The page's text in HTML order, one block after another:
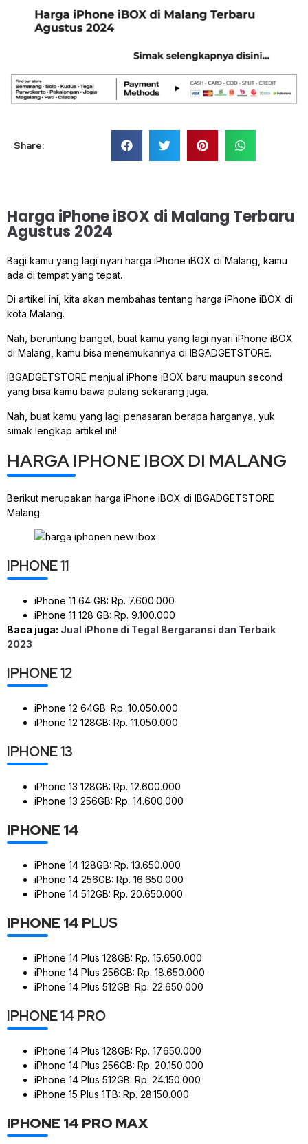
Share:
Harga iPhone iBOX di Malang Terbaru
Agustus 2024
Bagi kamu yang lagi nyari harga iPhone iBOX di Malang, kamu
ada di tempat yang tepat.
Di artikel ini, kita akan membahas tentang harga iPhone iBOX di
kota Malang.
Nah, beruntung banget, buat kamu yang lagi nyari iPhone iBOX
di Malang, kamu bisa menemukannya di IBGADGETSTORE.
IBGADGETSTORE menjual iPhone iBOX baru maupun second
yang bisa kamu bawa pulang sekarang juga.
Nah, buat kamu yang lagi penasaran berapa harganya, yuk
simak lengkap artikel ini!
HARGA IPHONE IBOX DI MALANG
Berikut merupakan harga iPhone iBOX di IBGADGETSTORE
Malang.
IPHONE 11
iPhone 11 64 GB: Rp. 7.600.000
iPhone 11 128 GB: Rp. 9.100.000
Baca juga: Jual iPhone di Tegal Bergaransi dan Terbaik
2023
IPHONE 12
iPhone 12 64GB: Rp. 10.050.000
iPhone 12 128GB: Rp. 11.050.000
IPHONE 13
iPhone 13 128GB: Rp. 12.600.000
iPhone 13 256GB: Rp. 14.600.000
IPHONE 14
iPhone 14 128GB: Rp. 13.650.000
iPhone 14 256GB: Rp. 16.650.000
iPhone 14 512GB: Rp. 20.650.000
IPHONE 14 PLUS
iPhone 14 Plus 128GB: Rp. 15.650.000
iPhone 14 Plus 256GB: Rp. 18.650.000
iPhone 14 Plus 512GB: Rp. 22.650.000
IPHONE 14 PRO
iPhone 14 Plus 128GB: Rp. 17.650.000
iPhone 14 Plus 256GB: Rp. 20.150.000
iPhone 14 Plus 512GB: Rp. 24.150.000
iPhone 15 Plus 1TB: Rp. 28.150.000
IPHONE 14 PRO MAX